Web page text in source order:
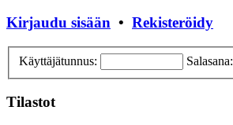
Kirjaudu sisään • Rekisteröidy
Käyttäjätunnus: Salasana:
Tilastot